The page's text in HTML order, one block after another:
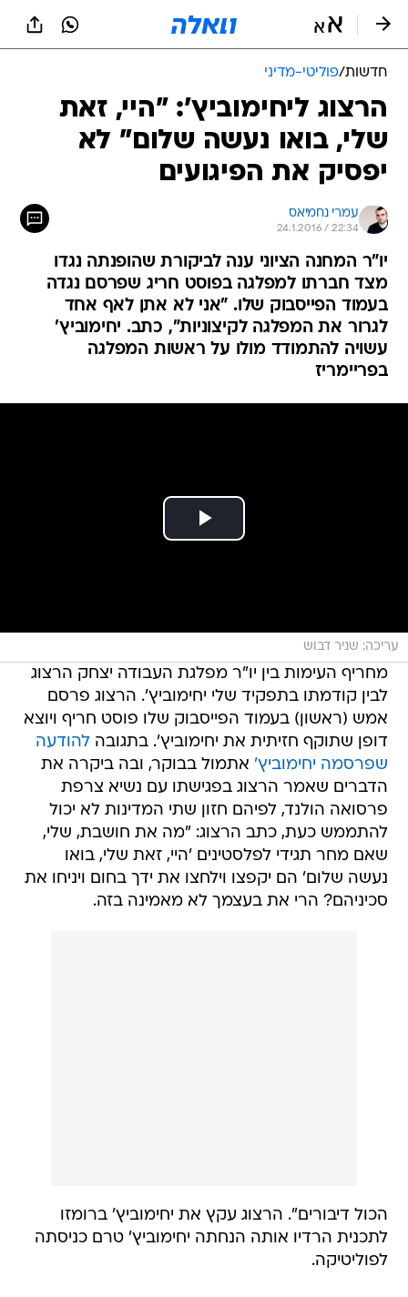
חדשות/פוליטי-מדיני
הרצוג ליחימוביץ': "היי, זאת
שלי, בואו נעשה שלום" לא
יפסיק את הפיגועים
עמרי נחמיאס
24.1.2016 / 22:34
יו"ר המחנה הציוני ענה לביקורת שהופנתה נגדו
מצד חברתו למפלגה בפוסט חריג שפרסם נגדה
בעמוד הפייסבוק שלו. "אני לא אתן לאף אחד
לגרור את המפלגה לקיצוניות", כתב. יחימוביץ'
עשויה להתמודד מולו על ראשות המפלגה
בפריימריז
עריכה: שניר דבוש
מחריף העימות בין יו"ר מפלגת העבודה יצחק הרצוג
לבין קודמתו בתפקיד שלי יחימוביץ'. הרצוג פרסם
אמש (ראשון) בעמוד הפייסבוק שלו פוסט חריף ויוצא
דופן שתוקף חזיתית את יחימוביץ'. בתגובהלהודעה
שפרסמה יחימוביץ' אתמול בבוקר, ובה ביקרה את
הדברים שאמר הרצוג בפגישתו עם נשיא צרפת
פרסואה הולנד, לפיהם חזון שתי המדינות לא יכול
להתממש כעת, כתב הרצוג: "מה את חושבת, שלי,
שאם מחר תגידי לפלסטינים 'היי, זאת שלי, בואו
נעשה שלום' הם יקפצו וילחצו את ידך בחום ויניחו את
סכיניהם? הרי את בעצמך לא מאמינה בזה.
הכול דיבורים". הרצוג עקץ את יחימוביץ' ברומזו
לתכנית הרדיו אותה הנחתה יחימוביץ' טרם כניסתה
לפוליטיקה.